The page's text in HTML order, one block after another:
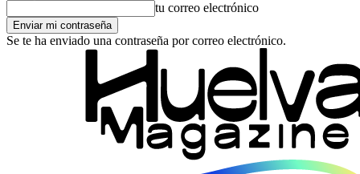
tu correo electrónico
Se te ha enviado una contraseña por correo electrónico.